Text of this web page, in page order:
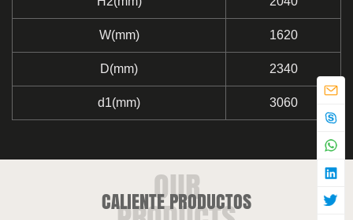
W(mm) 1620
D(mm) 2340
d1(mm) 3060
CALIENTE PRODUCTOS